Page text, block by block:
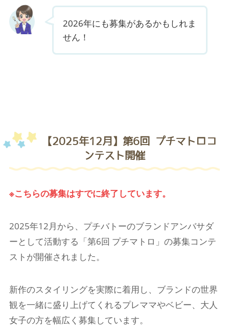
2026年にも募集があるかもしれま
せん！
【2025年12月】第6回 プチマトロコ
ンテスト開催
※こちらの募集はすでに終了しています。
2025年12月から、プチバトーのブランドアンバサダ
ーとして活動する「第6回 プチマトロ」の募集コンテ
ストが開催されました。
新作のスタイリングを実際に着用し、ブランドの世界
観を一緒に盛り上げてくれるプレママやベビー、大人
女子の方を幅広く募集しています。